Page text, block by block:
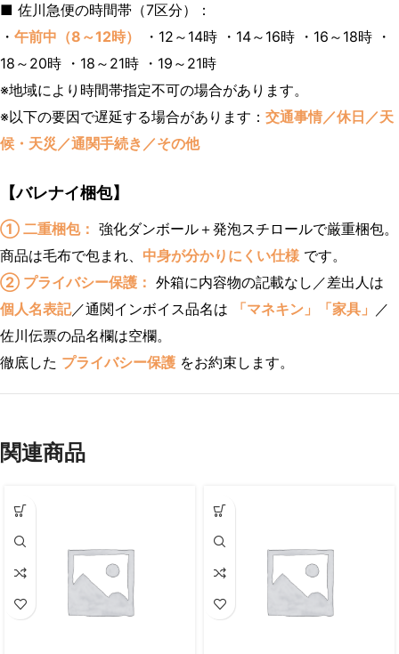
■ 佐川急便の時間帯（7区分）：
・ 午前中（8～12時）
・12～14時 ・14～16時 ・16～18時 ・
18～20時 ・18～21時 ・19～21時
※地域により時間帯指定不可の場合があります。
※以下の要因で遅延する場合があります： 交通事情／休日／天
候・天災／通関手続き／その他
【バレナイ梱包】
① 二重梱包： 強化ダンボール＋発泡スチロールで厳重梱包。
商品は毛布で包まれ、 中身が分かりにくい仕様 です。
② プライバシー保護： 外箱に内容物の記載なし／差出人は
個人名表記／通関インボイス品名は 「マネキン」「家具」 ／
佐川伝票の品名欄は空欄。
徹底した プライバシー保護 をお約束します。
関連商品